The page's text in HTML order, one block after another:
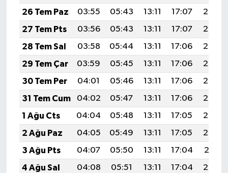
26 Tem Paz
03:55 05:43 13:11 17:07
20:30
27 Tem Pts
03:56 05:43 13:11 17:07
20:29
28 Tem Sal
03:58 05:44 13:11 17:06
20:28
29 Tem Çar
03:59 05:45 13:11 17:06
20:27
30 Tem Per
04:01 05:46 13:11 17:06
20:26
31 Tem Cum
04:02 05:47 13:11 17:06
20:25
1 Ağu Cts
04:04 05:48 13:11 17:05
20:24
2 Ağu Paz
04:05 05:49 13:11 17:05
20:23
3 Ağu Pts
04:07 05:50 13:11 17:04
20:21
4 Ağu Sal
04:08 05:51 13:11 17:04
20:20